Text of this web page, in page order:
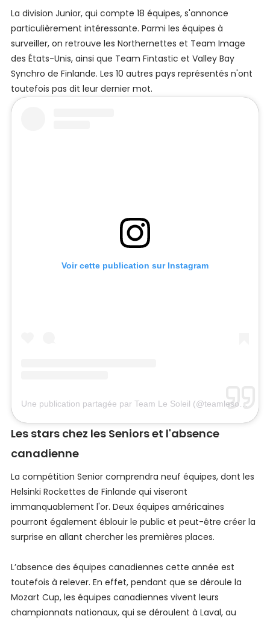
La division Junior, qui compte 18 équipes, s'annonce
particulièrement intéressante. Parmi les équipes à
surveiller, on retrouve les Northernettes et Team Image
des États-Unis, ainsi que Team Fintastic et Valley Bay
Synchro de Finlande. Les 10 autres pays représentés n'ont
toutefois pas dit leur dernier mot.
Voir cette publication sur Instagram
Les stars chez les Seniors et l'absence
canadienne
La compétition Senior comprendra neuf équipes, dont les
Helsinki Rockettes de Finlande qui viseront
immanquablement l'or. Deux équipes américaines
pourront également éblouir le public et peut-être créer la
surprise en allant chercher les premières places.
L’absence des équipes canadiennes cette année est
toutefois à relever. En effet, pendant que se déroule la
Mozart Cup, les équipes canadiennes vivent leurs
championnats nationaux, qui se déroulent à Laval, au